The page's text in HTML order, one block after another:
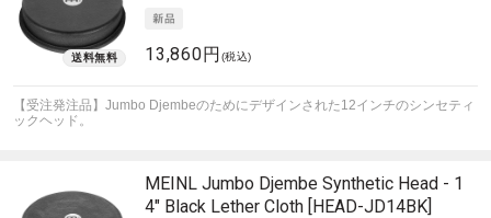
13,860円 (税込)
【受注発注品】Jumbo Djembeのためにデザインされた12インチのシンセティ
ックヘッド。
MEINL Jumbo Djembe Synthetic Head - 1
4" Black Lether Cloth [HEAD-JD14BK]